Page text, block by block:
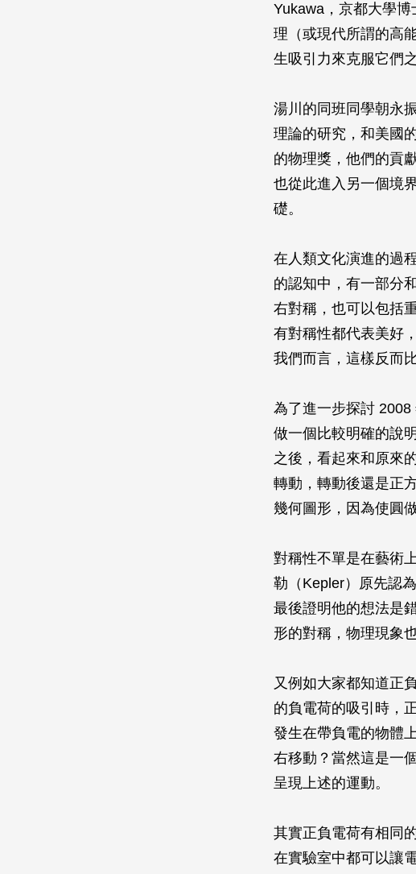
Yukawa，京都大學
理（或現代所謂的高
生吸引力來克服它們
湯川的同班同學朝永
理論的研究，和美國
的物理獎，他們的貢
也從此進入另一個境
礎。
在人類文化演進的過
的認知中，有一部分
右對稱，也可以包括
有對稱性都代表美好
我們而言，這樣反而
為了進一步探討
做一個比較明確的說
之後，看起來和原來
轉動，轉動後還是正
幾何圖形，因為使圓
對稱性不單是在藝術
勒（Kepler）原先認
最後證明他的想法是
形的對稱，物理現象
又例如大家都知道正
的負電荷的吸引時，
發生在帶負電的物體
右移動？當然這是一
呈現上述的運動。
其實正負電荷有相同
在實驗室中都可以讓